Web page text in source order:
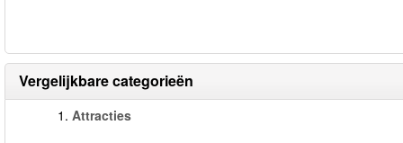
Vergelijkbare categorieën
1. Attracties